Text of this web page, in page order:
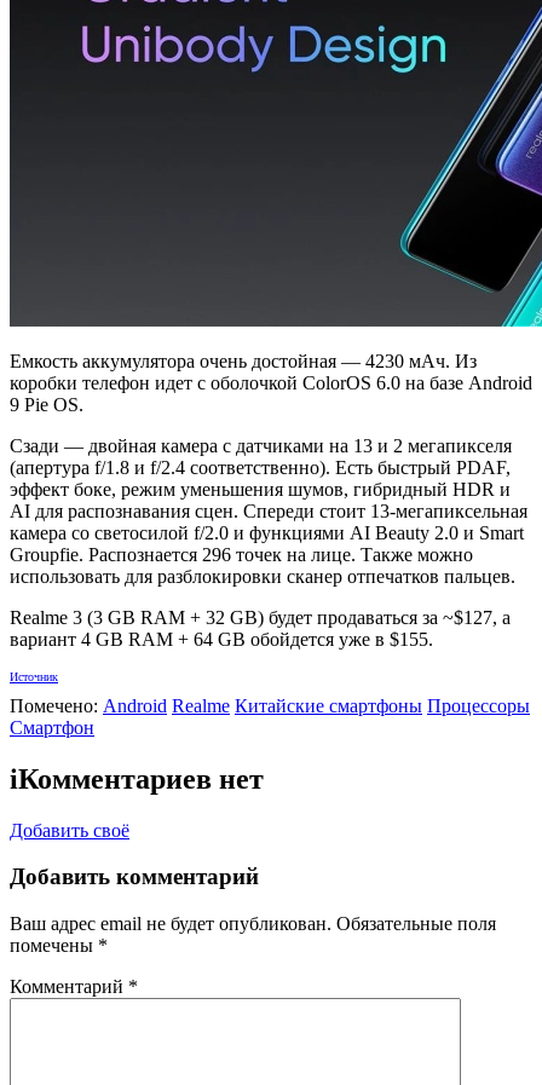
Емкость аккумулятора очень достойная — 4230 мАч. Из
коробки телефон идет с оболочкой ColorOS 6.0 на базе Android
9 Pie OS.
Сзади — двойная камера с датчиками на 13 и 2 мегапикселя
(апертура f/1.8 и f/2.4 соответственно). Есть быстрый PDAF,
эффект боке, режим уменьшения шумов, гибридный HDR и
AI для распознавания сцен. Спереди стоит 13-мегапиксельная
камера со светосилой f/2.0 и функциями AI Beauty 2.0 и Smart
Groupfie. Распознается 296 точек на лице. Также можно
использовать для разблокировки сканер отпечатков пальцев.
Realme 3 (3 GB RAM + 32 GB) будет продаваться за ~$127, а
вариант 4 GB RAM + 64 GB обойдется уже в $155.
Источник
Помечено: Android Realme Китайские смартфоны Процессоры
Смартфон
iКомментариев нет
Добавить своё
Добавить комментарий
Ваш адрес email не будет опубликован. Обязательные поля
помечены *
Комментарий *